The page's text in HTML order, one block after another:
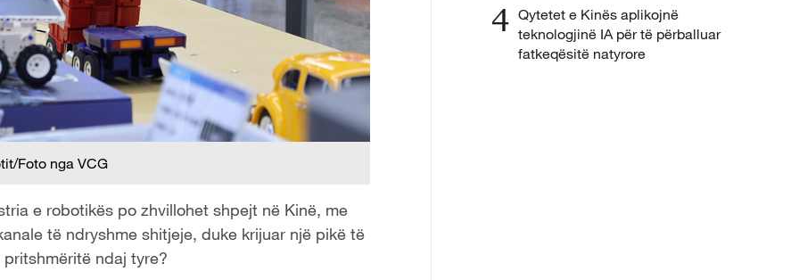
Foto nga VCG
e robotikës po zhvillohet shpejt në Kinë, me
të ndryshme shitjeje, duke krijuar një pikë të
ndaj tyre?
4 Qytetet e Kinës aplikojnë
teknologjinë IA për të përballuar
fatkeqësitë natyrore